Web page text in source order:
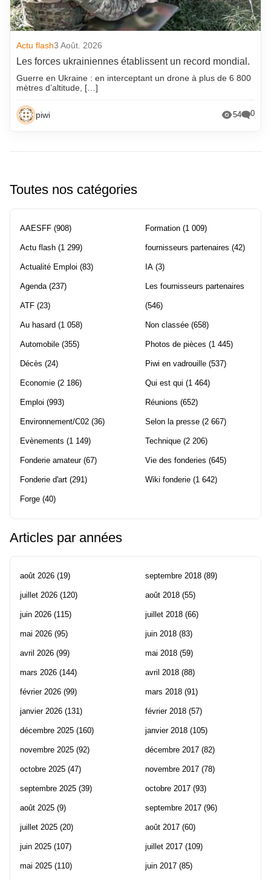
Actu flash3 Août. 2026
Les forces ukrainiennes établissent un record mondial.
Guerre en Ukraine : en interceptant un drone à plus de 6 800
mètres d’altitude, […]
piwi 54 0
Toutes nos catégories
AAESFF (908)
Actu flash (1 299)
Actualité Emploi (83)
Agenda (237)
ATF (23)
Au hasard (1 058)
Automobile (355)
Décès (24)
Economie (2 186)
Emploi (993)
Environnement/C02 (36)
Evènements (1 149)
Fonderie amateur(67)
Fonderie d'art (291)
Forge (40)
Formation (1 009)
fournisseurs partenaires (42)
IA (3)
Les fournisseurs partenaires
(546)
Non classée (658)
Photos de pièces (1 445)
Piwi en vadrouille (537)
Qui est qui (1 464)
Réunions (652)
Selon la presse (2 667)
Technique (2 206)
Vie des fonderies (645)
Wiki fonderie (1 642)
Articles par années
août 2026 (19)
juillet 2026 (120)
juin 2026 (115)
mai 2026 (95)
avril 2026 (99)
mars 2026 (144)
février 2026 (99)
janvier 2026 (131)
décembre 2025 (160)
novembre 2025 (92)
octobre 2025 (47)
septembre 2025 (39)
août 2025 (9)
juillet 2025 (20)
juin 2025 (107)
mai 2025 (110)
septembre 2018 (89)
août 2018 (55)
juillet 2018 (66)
juin 2018 (83)
mai 2018 (59)
avril 2018 (88)
mars 2018 (91)
février 2018 (57)
janvier 2018 (105)
décembre 2017 (82)
novembre 2017 (78)
octobre 2017 (93)
septembre 2017 (96)
août 2017 (60)
juillet 2017 (109)
juin 2017 (85)